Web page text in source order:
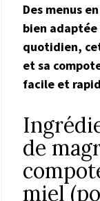
Des menus
bien adaptée
quotidien,
et sa
facile et
de
miel